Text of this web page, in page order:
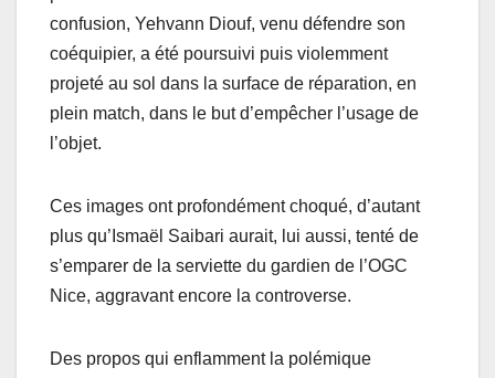
confusion, Yehvann Diouf, venu défendre son
coéquipier, a été poursuivi puis violemment
projeté au sol dans la surface de réparation, en
plein match, dans le but d’empêcher l’usage de
l’objet.
Ces images ont profondément choqué, d’autant
plus qu’Ismaël Saibari aurait, lui aussi, tenté de
s’emparer de la serviette du gardien de l’OGC
Nice, aggravant encore la controverse.
Des propos qui enflamment la polémique